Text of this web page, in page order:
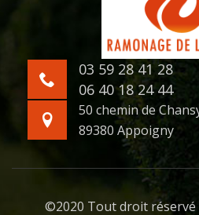
03 59 28 41 28
06 40 18 24 44
50 chemin de
89380 Appoigny
©2020 Tout droit réservé